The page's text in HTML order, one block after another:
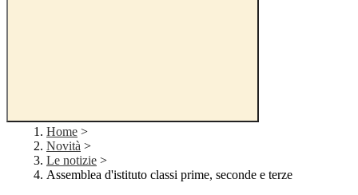
Home >
Novità >
Le notizie >
Assemblea d'istituto classi prime, seconde e terze